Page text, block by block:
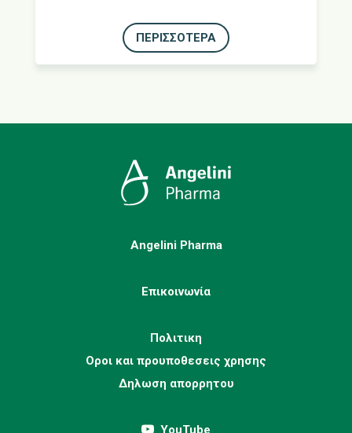
ΠΕΡΙΣΣΌΤΕΡΑ
Angelini Pharma
Επικοινωνία
Πολιτικη
Οροι και προυποθεσεις χρησης
Δηλωση απορρητου
YouTube